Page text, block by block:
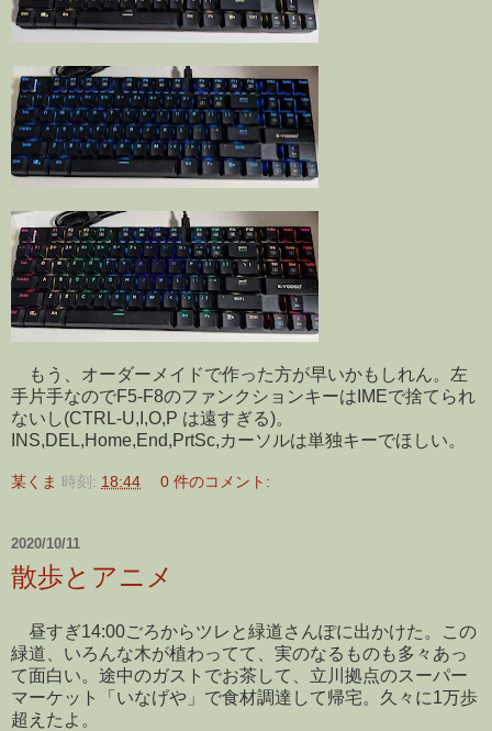
もう、オーダーメイドで作った方が早いかもしれん。左
手片手なのでF5-F8のファンクションキーはIMEで捨てられ
ないし(CTRL-U,I,O,P は遠すぎる)。
INS,DEL,Home,End,PrtSc,カーソルは単独キーでほしい。
某くま 時刻: 18:44 0 件のコメント:
2020/10/11
散歩とアニメ
昼すぎ14:00ごろからツレと緑道さんぽに出かけた。この
緑道、いろんな木が植わってて、実のなるものも多々あっ
て面白い。途中のガストでお茶して、立川拠点のスーパー
マーケット「いなげや」で食材調達して帰宅。久々に1万歩
超えたよ。